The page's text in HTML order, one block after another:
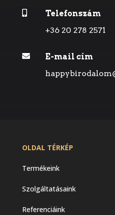
Telefonszám
+36 20 278 2571

E-mail cím
OLDAL TÉRKÉP
Termékeink
Szolgáltatásaink
Referenciáink